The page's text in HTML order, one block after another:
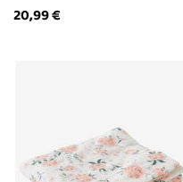
20,99€